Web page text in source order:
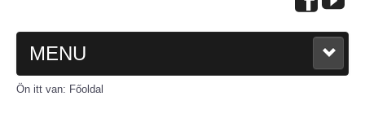
MENU
FŐOLDAL
Ön itt van: Főoldal